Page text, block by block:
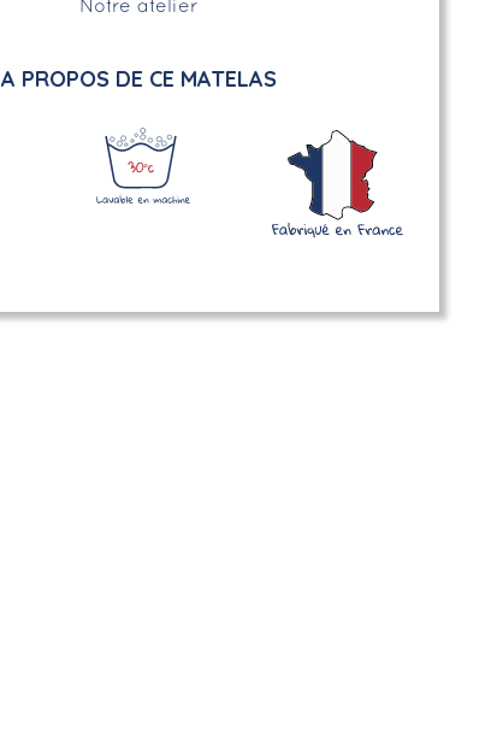
Notre atelier
A PROPOS DE CE MATELAS